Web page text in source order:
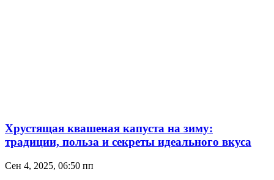
Хрустящая квашеная капуста на зиму:
традиции, польза и секреты идеального вкуса
Сен 4, 2025, 06:50 пп